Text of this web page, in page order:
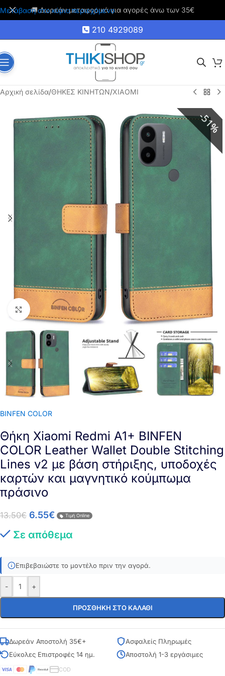
Μετάβαση στο κύριο περιεχόμενο
🚚 Δωρεάν μεταφορικά για αγορές άνω των 35€
210 4929089
Αρχική σελίδα/ΘΗΚΕΣ ΚΙΝΗΤΩΝ/XIAOMI
51%
Click to enlarge
BINFEN COLOR
Θήκη Xiaomi Redmi A1+ BINFEN
COLOR Leather Wallet Double Stitching
Lines v2 με βάση στήριξης, υποδοχές
καρτών και μαγνητικό κούμπωμα
πράσινο
13.50€ 6.55€ Τιμή Online
Σε απόθεμα
Επιβεβαιώστε το μοντέλο πριν την αγορά.
- +
ΠΡΟΣΘΉΚΗ ΣΤΟ ΚΑΛΆΘΙ
Δωρεάν Αποστολή 35€+
Ασφαλείς Πληρωμές
Εύκολες Επιστροφές 14 ημ.
Αποστολή 1-3 εργάσιμες
COD